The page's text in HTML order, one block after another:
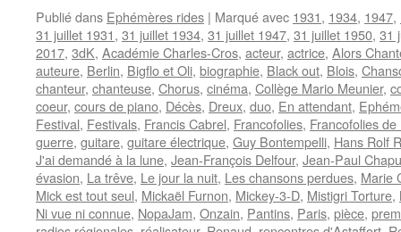
Publié dans Ephémères rides | Marqué avec 1931, 1934, 1947,
31 juillet 1931, 31 juillet 1934, 31 juillet 1947, 31 juillet 1950, 31
2017, 3dK, Académie Charles-Cros, acteur, actrice, Alors
auteure, Berlin, Bigflo et Oli, biographie, Black out, Blois,
chanteur, chanteuse, Chorus, cinéma, Collège Mario Meunier,
coeur, cours de piano, Décès, Dreux, duo, En attendant,
Festival, Festivals, Francis Cabrel, Francofolies, Francofolies
guerre, guitare, guitare électrique, Guy Bontempelli, Hans Rolf
J'ai demandé à la lune, Jean-François Delfour, Jean-Paul
évasion, La trêve, Le jour la nuit, Les chansons perdues, Marie
Mick est tout seul, Mickaël Furnon, Mickey-3-D, Mistigri Torture,
Ni vue ni connue, NopaJam, Onzain, Pantins, Paris, pièce,